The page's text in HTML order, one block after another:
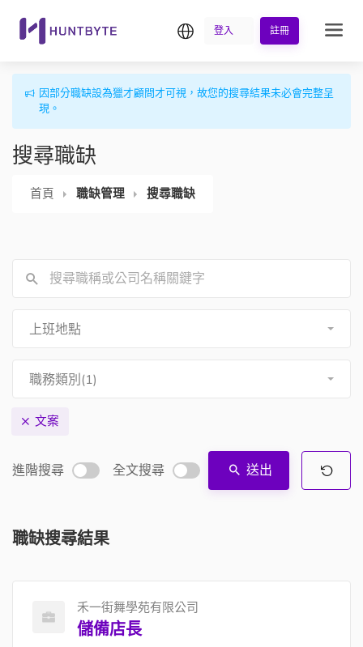
繁中登入 註冊
因部分職缺設為獵才顧問才可視，故您的搜尋結果未必會完整呈
現。
搜尋職缺
首頁 職缺管理 搜尋職缺
上班地點
職務類別(1)
文案
進階搜尋 全文搜尋 送出
職缺搜尋結果
禾一街舞學苑有限公司
儲備店長